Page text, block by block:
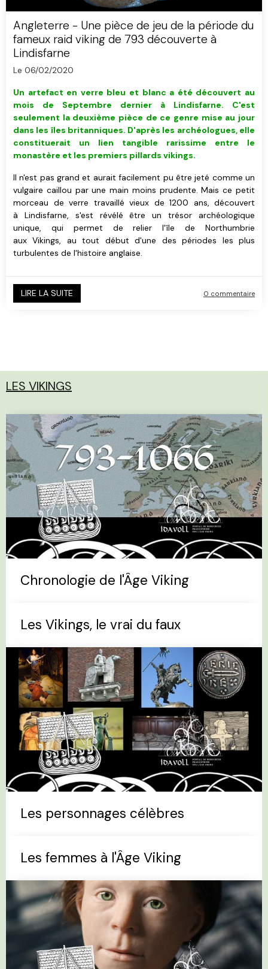
Angleterre - Une pièce de jeu de la période du
fameux raid viking de 793 découverte à
Lindisfarne
Le 06/02/2020
Un artefact en verre bleu et blanc a été découvert au
mois de Septembre dernier à Lindisfarne. C'est
seulement la deuxième pièce de ce genre mise au jour
dans les îles britanniques. D'après les archéologues, elle
constituerait un lien tangible rarissime entre le
monastère et les premiers pillards vikings.
Il n'est pas grand et aurait facilement pu être jeté comme un
vulgaire caillou par une main moins prudente.Mais ce petit
morceau de verre travaillé vieux de 1200 ans, découvert
à Lindisfarne, s'est révélé être un trésor archéologique
unique, qui permet de relier l'île de Northumbrie
aux Vikings, au tout début d'une des périodes les plus
turbulentes de l'histoire anglaise.
LIRE LA SUITE 0 commentaire
LES VIKINGS
Chronologie de l'Âge Viking
Les Vikings, le vrai du faux
Les personnages célèbres
Les femmes à l'Âge Viking